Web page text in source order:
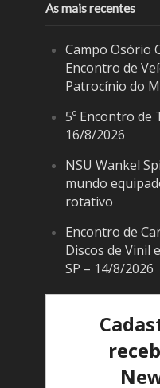
As mais recentes
Campo Osório
Encontro de
Patrocínio do
5º Encontro de
16/8/2026
NSU Wankel
mundo
rotativo
Encontro de
Discos de Vinil
SP – 14/8/2026